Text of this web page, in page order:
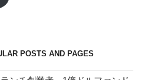
POSTS AND PAGES